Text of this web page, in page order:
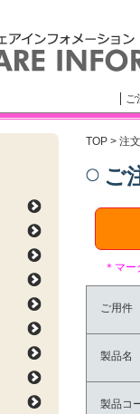
ご
TOP > 注
ご
＊マ
ご用件
製品名
製品コ